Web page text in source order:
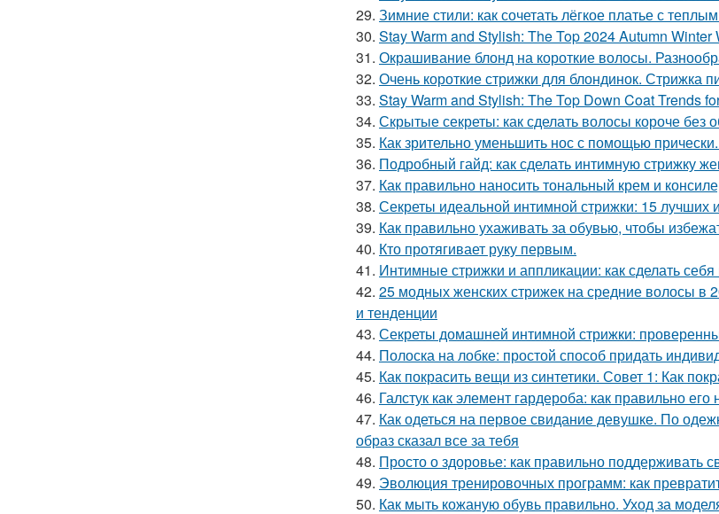
29. Зимние стили: как сочетать лёгкое платье с
30. Stay Warm and Stylish: The Top 2024 Autumn Winter
31. Окрашивание блонд на короткие волосы.
32. Очень короткие стрижки для блондинок. Стрижка
33. Stay Warm and Stylish: The Top Down Coat Trends
34. Скрытые секреты: как сделать волосы короче без
35. Как зрительно уменьшить нос с помощью
36. Подробный гайд: как сделать интимную стрижку
37. Как правильно наносить тональный крем и
38. Секреты идеальной интимной стрижки: 15 лучших
39. Как правильно ухаживать за обувью, чтобы
40. Кто протягивает руку первым.
41. Интимные стрижки и аппликации: как сделать себя
42. 25 модных женских стрижек на средние волосы в
и тенденции
43. Секреты домашней интимной стрижки:
44. Полоска на лобке: простой способ придать
45. Как покрасить вещи из синтетики. Совет 1: Как
46. Галстук как элемент гардероба: как правильно его
47. Как одеться на первое свидание девушке. По
образ сказал все за тебя
48. Просто о здоровье: как правильно поддерживать
49. Эволюция тренировочных программ: как
50. Как мыть кожаную обувь правильно. Уход за